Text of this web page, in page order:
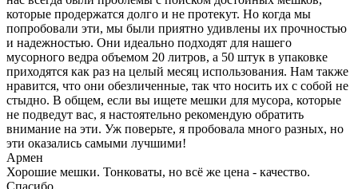
которые продержатся долго и не протекут. Но когда мы
попробовали эти, мы были приятно удивлены их прочностью
и надежностью. Они идеально подходят для нашего
мусорного ведра объемом 20 литров, а 50 штук в упаковке
приходятся как раз на целый месяц использования. Нам также
нравится, что они обезличенные, так что носить их с собой не
стыдно. В общем, если вы ищете мешки для мусора, которые
не подведут вас, я настоятельно рекомендую обратить
внимание на эти. Уж поверьте, я пробовала много разных, но
эти оказались самыми лучшими!
Армен
Хорошие мешки. Тонковаты, но всё же цена - качество.
Спасибо.